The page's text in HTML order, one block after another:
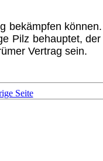
Pilz behauptet,
Vertrag sein.
Seite